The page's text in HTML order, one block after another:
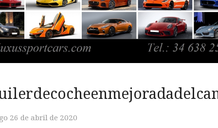
26 de abril de 2020